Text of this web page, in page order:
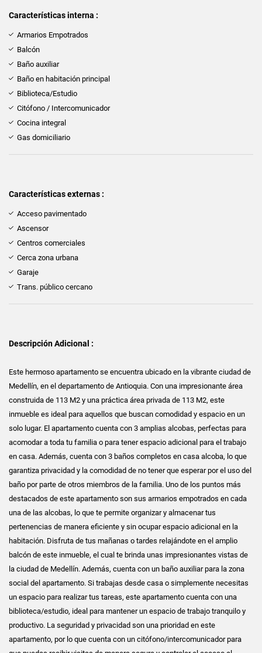
Características interna :
Armarios Empotrados
Balcón
Baño auxiliar
Baño en habitación principal
Biblioteca/Estudio
Citófono / Intercomunicador
Cocina integral
Gas domiciliario
Características externas :
Acceso pavimentado
Ascensor
Centros comerciales
Cerca zona urbana
Garaje
Trans. público cercano
Descripción Adicional :
Este hermoso apartamento se encuentra ubicado en la vibrante ciudad de
Medellín, en el departamento de Antioquia. Con una impresionante área
construida de 113 M2 y una práctica área privada de 113 M2, este
inmueble es ideal para aquellos que buscan comodidad y espacio en un
solo lugar. El apartamento cuenta con 3 amplias alcobas, perfectas para
acomodar a toda tu familia o para tener espacio adicional para el trabajo
en casa. Además, cuenta con 3 baños completos en casa alcoba, lo que
garantiza privacidad y la comodidad de no tener que esperar por el uso del
baño por parte de otros miembros de la familia. Uno de los puntos más
destacados de este apartamento son sus armarios empotrados en cada
una de las alcobas, lo que te permite organizar y almacenar tus
pertenencias de manera eficiente y sin ocupar espacio adicional en la
habitación. Disfruta de tus mañanas o tardes relajándote en el amplio
balcón de este inmueble, el cual te brinda unas impresionantes vistas de
la ciudad de Medellín. Además, cuenta con un baño auxiliar para la zona
social del apartamento. Si trabajas desde casa o simplemente necesitas
un espacio para realizar tus tareas, este apartamento cuenta con una
biblioteca/estudio, ideal para mantener un espacio de trabajo tranquilo y
productivo. La seguridad y privacidad son una prioridad en este
apartamento, por lo que cuenta con un citófono/intercomunicador para